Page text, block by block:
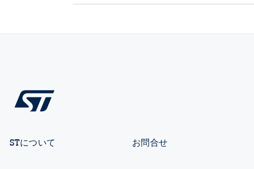
STについて お問合せ